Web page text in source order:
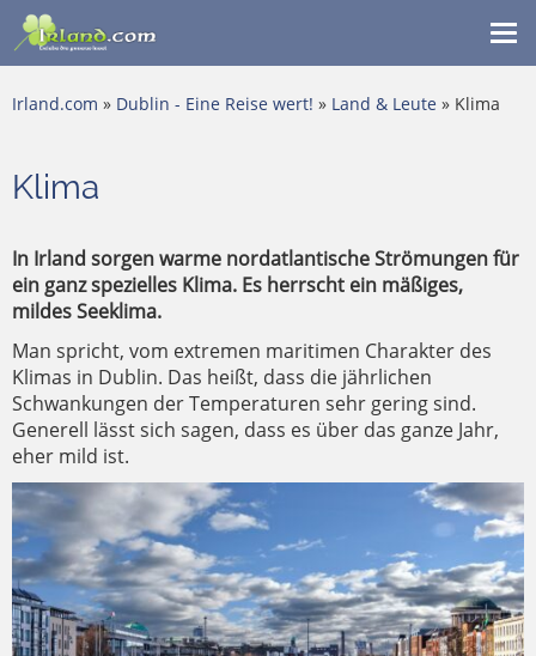
Irland.com » Dublin - Eine Reise wert! » Land & Leute » Klima
Klima
In Irland sorgen warme nordatlantische Strömungen für
ein ganz spezielles Klima. Es herrscht ein mäßiges,
mildes Seeklima.
Man spricht, vom extremen maritimen Charakter des
Klimas in Dublin. Das heißt, dass die jährlichen
Schwankungen der Temperaturen sehr gering sind.
Generell lässt sich sagen, dass es über das ganze Jahr,
eher mild ist.